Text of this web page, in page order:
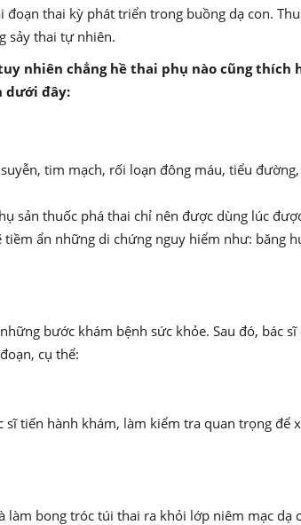
thai kỳ phát triển trong buồng dạ con.
sảy thai tự nhiên.
nhiên chẳng hề thai phụ nào cũng thích
dưới đây:
tim mạch, rối loạn đông máu, tiểu
sản thuốc phá thai chỉ nên được dùng lúc
ẩn những di chứng nguy hiểm như: băng
bước khám bệnh sức khỏe. Sau đó, bác
cụ thể:
tiến hành khám, làm kiểm tra quan trọng để
bong tróc túi thai ra khỏi lớp niêm mạc dạ